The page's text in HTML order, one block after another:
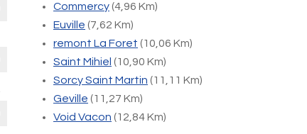
Commercy(4,96 Km)
Euville (7,62 Km)
remont La Foret (10,06 Km)
Saint Mihiel (10,90 Km)
Sorcy Saint Martin (11,11 Km)
Geville (11,27 Km)
Void Vacon (12,84 Km)